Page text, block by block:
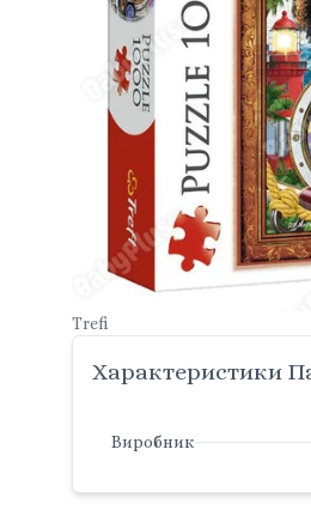
Trefi
Характеристики
Виробник